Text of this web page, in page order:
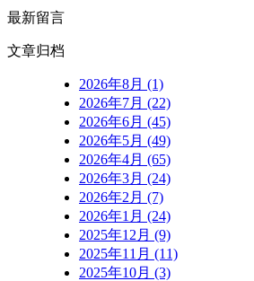
最新留言
文章归档
2026年8月 (1)
2026年7月 (22)
2026年6月 (45)
2026年5月 (49)
2026年4月 (65)
2026年3月 (24)
2026年2月 (7)
2026年1月 (24)
2025年12月 (9)
2025年11月 (11)
2025年10月 (3)